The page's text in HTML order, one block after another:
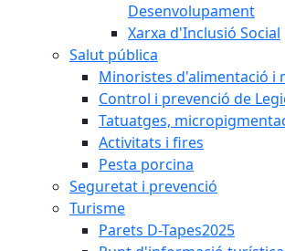
Desenvolupament
Xarxa d'Inclusió Social
Salut pública
Minoristes d'alimentació i
Control i prevenció de
Tatuatges,
Activitats i fires
Pesta porcina
Seguretat i prevenció
Turisme
Parets D-Tapes2025